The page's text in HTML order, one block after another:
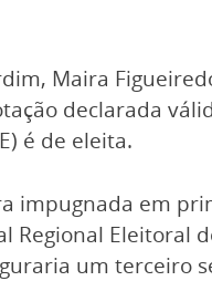
Maira
declarada
é de eleita.
impugnada em
Eleitoral
um terceiro